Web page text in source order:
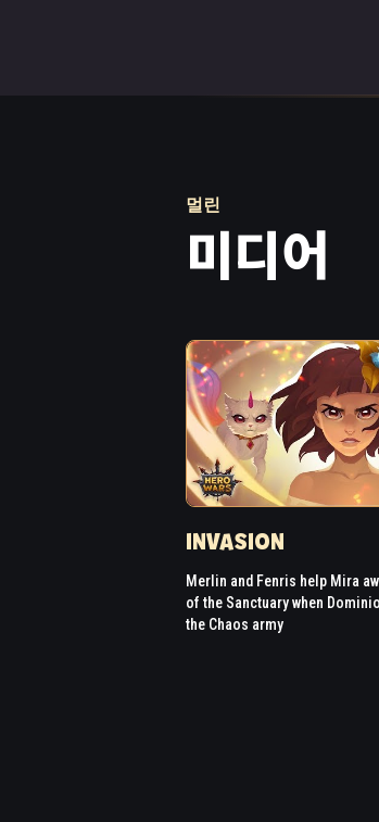
멀린
미디어
INVASION
Merlin and Fenris help Mira
of the Sanctuary when
the Chaos army